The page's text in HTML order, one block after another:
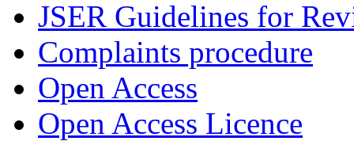
JSER Guidelines for
Complaints procedure
Open Access
Open Access Licence